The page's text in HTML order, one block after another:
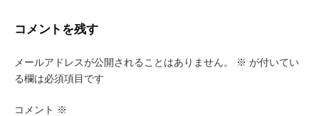
ビ
ゲ
ー
シ
コメントを残す
メールアドレスが公開されることはありません。 ※ が付いてい
る欄は必須項目です
コメント ※